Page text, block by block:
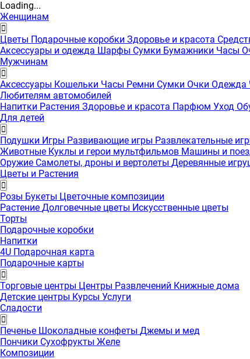
Loading...
Женщинам
Цветы Подарочные коробки Здоровье и красота
Аксессуары и одежда Шарфы Сумки Бумажники Часы
Мужчинам
Аксессуары Кошельки Часы Ремни Сумки Очки Одежда
Любителям автомобилей
Напитки Растения Здоровье и красота Парфюм Уход
Для детей
Подушки Игры Развивающие игры Развлекательные
Животные Куклы и герои мультфильмов Машины и
Оружие Самолеты, дроны и вертолеты Деревянные
Цветы и Растения
Розы Букеты Цветочные композиции
Растение Долговечные цветы Искусственные цветы
Торты
Подарочные коробки
Напитки
4U Подарочная карта
Подарочные карты
Торговые центры Центры Развлечений Книжные дома
Детские центры Курсы Услуги
Сладости
Печенье Шоколадные конфеты Джемы и мед
Пончики Сухофрукты Желе
Композиции